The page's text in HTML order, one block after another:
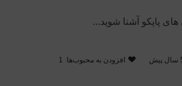
های پاپکو آشنا شوید...
افزودن به محبوب‌ها 1